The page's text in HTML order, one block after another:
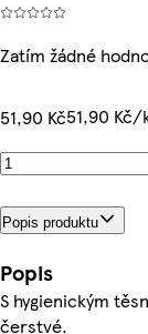
Zatím žádné
51,90 Kč51,90 Kč/
Popis produktu
Popis
S hygienickým
čerstvé.